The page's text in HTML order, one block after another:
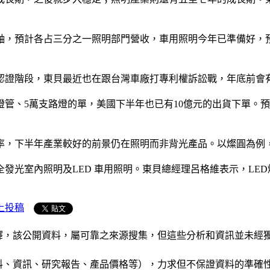
預計各占三分之一照明部門營收，車用照明今年已準備好
階段，東貝最近也在跟台灣車廠打專利權訴訟戰，年底前
、5萬支路燈的單，美國下半年也已有10億元的出貨下單。
下半年產業較好的前景仍在照明而非背光產品。以燦圓為例
光室內照明及LED 車用照明。東貝總經理呂格維表示，
投稿
該公開資料，屬可靠之來源搜集，但這些分析和資訊並未
資訊、研究報告、產品價格等），力求但不保證資料的準